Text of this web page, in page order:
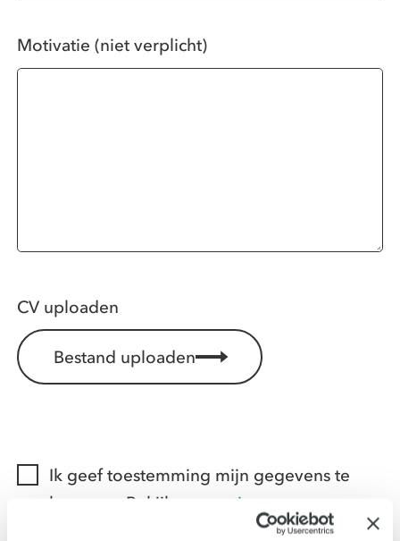
Motivatie (niet verplicht)
CV uploaden
Bestand uploaden
Ik geef toestemming mijn gegevens te
bewaren. Bekijk onze
privacy